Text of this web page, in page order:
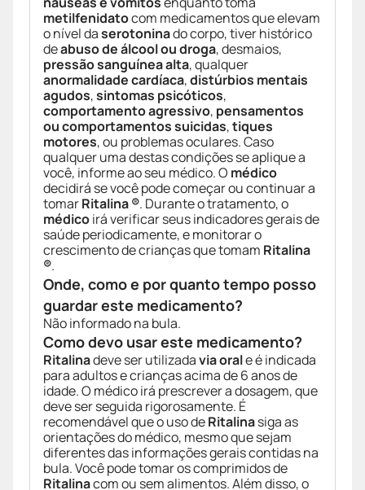
metilfenidatocom medicamentos que elevam
o nível daserotoninado corpo, tiver histórico
deabuso de álcool ou droga, desmaios,
pressão sanguínea alta, qualquer
anormalidade cardíaca,distúrbios mentais
agudos,sintomas psicóticos,
comportamento agressivo, pensamentos
ou comportamentos suicidas,tiques
motores, ou problemas oculares. Caso
qualquer uma destas condições se aplique a
você, informe ao seu médico. O médico
decidirá se você pode começar ou continuar a
tomarRitalina ®. Durante o tratamento, o
médicoirá verificar seus indicadores gerais de
saúde periodicamente, e monitorar o
crescimento de crianças que tomam Ritalina
®.
Onde, como e por quanto tempo posso
guardar este medicamento?
Não informado na bula.
Como devo usar este medicamento?
Ritalinadeve ser utilizadavia orale é indicada
para adultos e crianças acima de 6 anos de
idade. O médico irá prescrever a dosagem, que
deve ser seguida rigorosamente. É
recomendável que o uso deRitalinasiga as
orientações do médico, mesmo que sejam
diferentes das informações gerais contidas na
bula. Você pode tomar os comprimidos de
Ritalinacom ou sem alimentos. Além disso, o